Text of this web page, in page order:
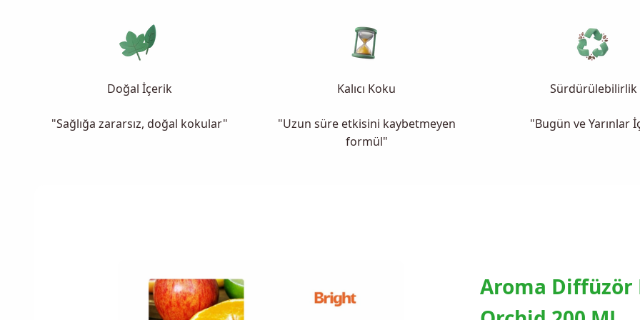
Doğal İçerik
"Sağlığa zararsız, doğal kokular"
Kalıcı Koku
"Uzun süre etkisini kaybetmeyen
formül"
Sürdürülebilirlik
"Bugün ve Yarınlar
Aroma Diffüzör